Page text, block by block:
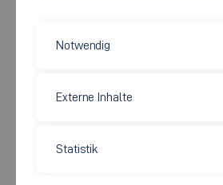
Notwendig
Externe Inhalte
Statistik